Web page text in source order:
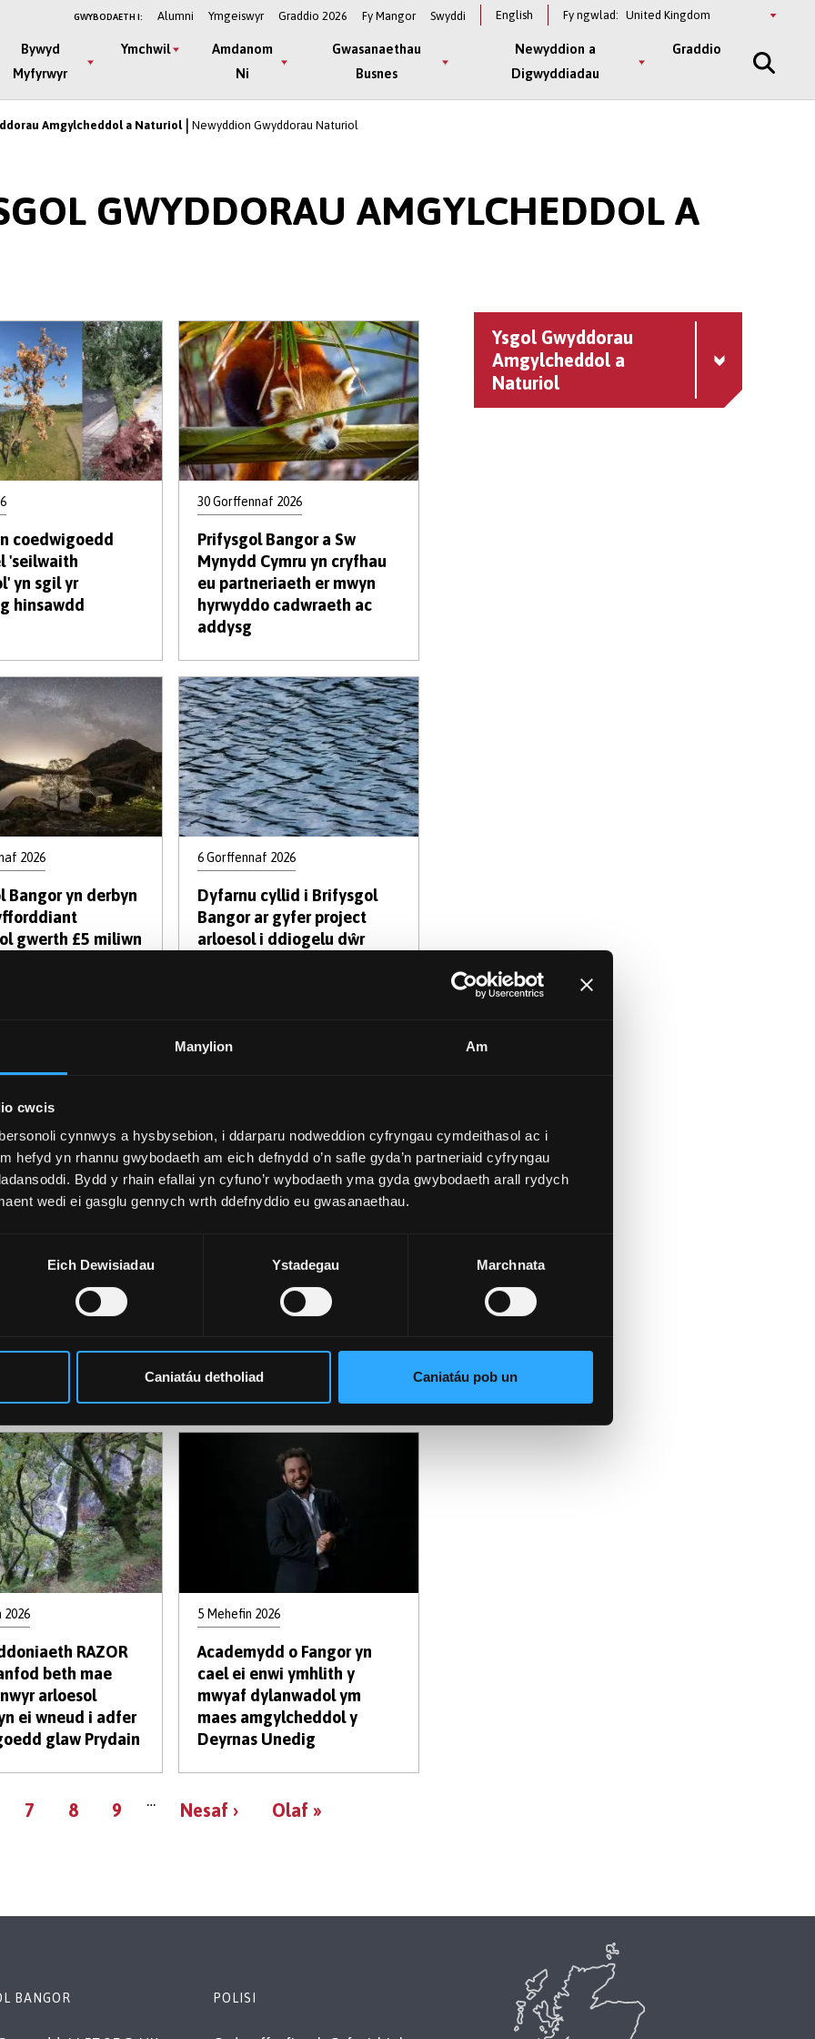
Manylion Am
cwcis
cynnwys a hysbysebion, i ddarparu nodweddion cyfryngau cymdeithasol ac i
hefyd yn rhannu gwybodaeth am eich defnydd o’n safle gyda’n partneriaid cyfryngau
Bydd y rhain efallai yn cyfuno’r wybodaeth yma gyda gwybodaeth arall rydych
wedi ei gasglu gennych wrth ddefnyddio eu gwasanaethau.
Eich Dewisiadau Ystadegau Marchnata
Caniatáu detholiad Caniatáu pob un
GWYBODAETH I: Alumni Ymgeiswyr Graddio 2026 Fy Mangor Swyddi English Fy ngwlad: Select
Bywyd
Myfyrwyr
Ymchwil
Amdanom
Ni
Gwasanaethau
Busnes
Newyddion a
Digwyddiadau
Graddio
Amgylcheddol a Naturiol Newyddion Gwyddorau Naturiol
GWYDDORAU AMGYLCHEDDOL A
coedwigoedd
'seilwaith
yn sgil yr
hinsawdd
30 Gorffennaf 2026
Prifysgol Bangor a Sw
Mynydd Cymru yn cryfhau
eu partneriaeth er mwyn
hyrwyddo cadwraeth ac
addysg
2026
Bangor yn derbyn
gwerth £5 miliwn
6 Gorffennaf 2026
Dyfarnu cyllid i Brifysgol
Bangor ar gyfer project
arloesol i ddiogelu dŵr
ffermwyr Cymru i
artiffisial a
sero net
A all trychfilod brodorol
helpu rheoli rhywogaethau
planhigion ymledol sy'n
2026
RAZOR
beth mae
arloesol
ei wneud i adfer
glaw Prydain
5 Mehefin 2026
Academydd o Fangor yn
cael ei enwi ymhlith y
mwyaf dylanwadol ym
maes amgylcheddol y
Deyrnas Unedig
Page
7 Page
8 Page
9 …
Tudalen
Nesaf ›
Tudalen
Olaf »
Ysgol Gwyddorau
Amgylcheddol a
Naturiol
BANGOR POLISI